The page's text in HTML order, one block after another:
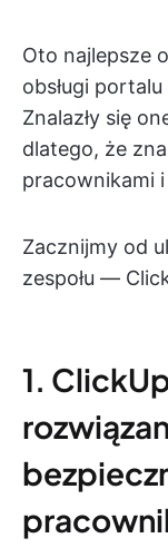
Oto najlepsze
obsługi
Znalazły się
dlatego, że
pracownikami
Zacznijmy od
zespołu —
1.